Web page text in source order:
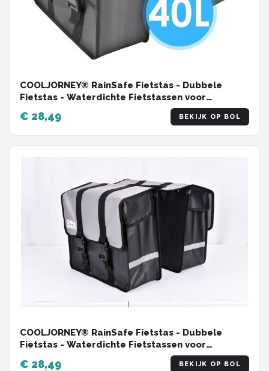
COOLJORNEY® RainSafe Fietstas - Dubbele
Fietstas - Waterdichte Fietstassen voor
€ 28,49 BEKIJK OP BOL
COOLJORNEY® RainSafe Fietstas - Dubbele
Fietstas - Waterdichte Fietstassen voor
€ 28,49 BEKIJK OP BOL